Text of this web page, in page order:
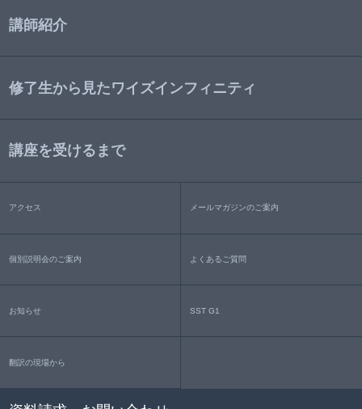
講師紹介
修了生から見たワイズインフィニティ
講座を受けるまで
アクセス メールマガジンのご案内
個別説明会のご案内 よくあるご質問
お知らせ SST G1
翻訳の現場から